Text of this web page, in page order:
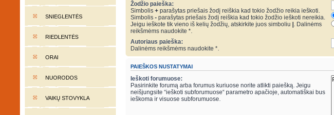
SNIEGLENTĖS
RIEDLENTĖS
ORAI
NUORODOS
VAIKŲ STOVYKLA
Žodžio paieška:
Simbolis + parašytas priešais žodį reiškia kad tokio žodžio reikia ieškoti.
Simbolis - parašytas priešais žodį reiškia kad tokio žodžio ieškoti nereikia.
Jeigu ieškote tik vieno iš kelių žodžių, atskirkite juos simboliu . Dalinėms
reikšmėms naudokite *.
Autoriaus paieška:
Dalinėms reikšmėms naudokite *.
PAIEŠKOS NUSTATYMAI
Ieškoti forumuose:
Pasirinkite forumą arba forumus kuriuose norite atlikti paiešką. Jeigu
neišjungsite “ieškoti subforumuose“ parametro apačioje, automatiškai bus
ieškoma ir visuose subforumuose.